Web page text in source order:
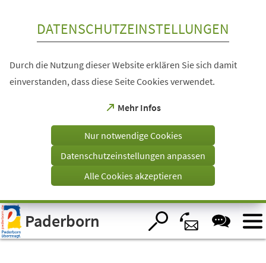
Visuelle
Assistenzsoftware
öffnen.
DATENSCHUTZEINSTELLUNGEN
Durch die Nutzung dieser Website erklären Sie sich damit
einverstanden, dass diese Seite Cookies verwendet.
Mehr Infos
(Öffnet
einem
Tab)
Nur notwendige Cookies
Datenschutzeinstellungen anpassen
Alle Cookies akzeptieren
Paderborn